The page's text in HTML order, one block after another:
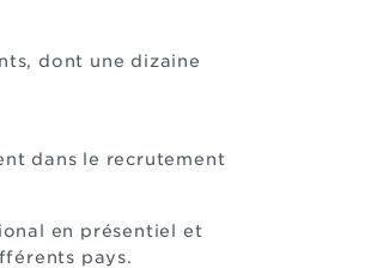
dont une dizaine
dans le recrutement
en présentiel et
pays.